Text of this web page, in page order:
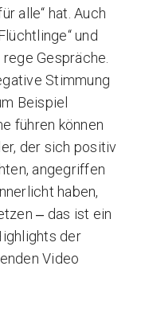
alle“ hat. Auch
und
Gespräche.
Stimmung
Beispiel
führen können
der sich positiv
angegriffen
haben,
‒ das ist ein
der
Video